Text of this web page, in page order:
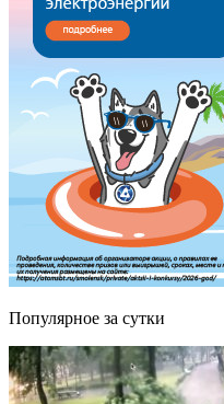
Популярное за сутки